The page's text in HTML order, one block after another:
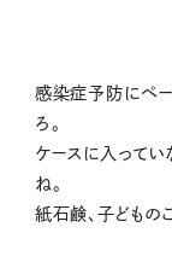
感染症予防にペー
ろ。
ケースに入って
ね。
紙石鹸、子どもの